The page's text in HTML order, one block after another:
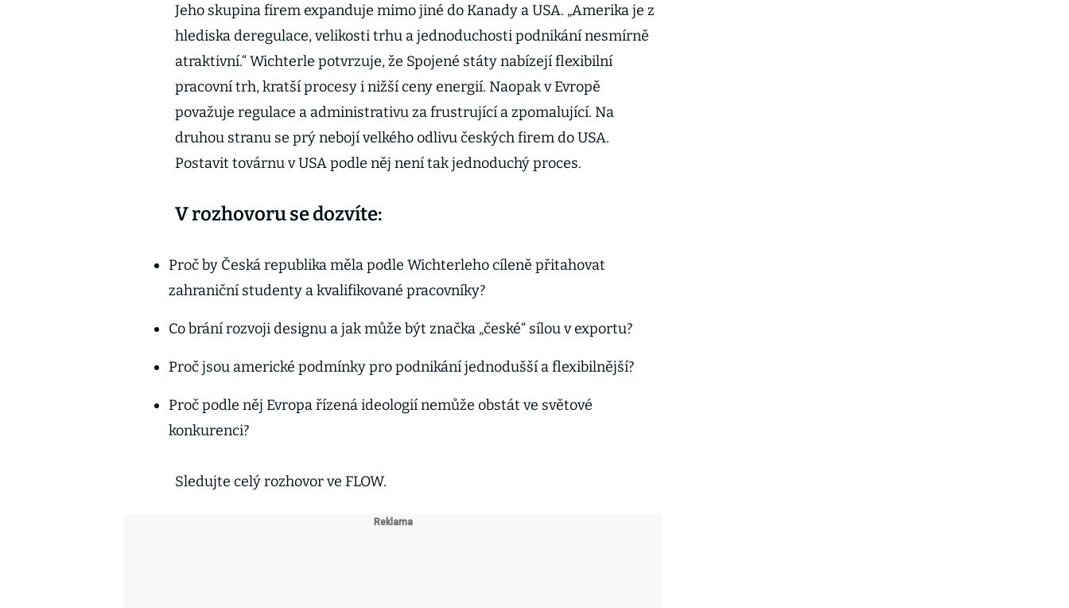
Jeho skupina firem expanduje mimo jiné do Kanady a USA. „Amerika je z
hlediska deregulace, velikosti trhu a jednoduchosti podnikání nesmírně
atraktivní.“ Wichterle potvrzuje, že Spojené státy nabízejí flexibilní
pracovní trh, kratší procesy i nižší ceny energií. Naopak v Evropě
považuje regulace a administrativu za frustrující a zpomalující. Na
druhou stranu se prý nebojí velkého odlivu českých firem do USA.
Postavit továrnu v USA podle něj není tak jednoduchý proces.
V rozhovoru se dozvíte:
Proč by Česká republika měla podle Wichterleho cíleně přitahovat
zahraniční studenty a kvalifikované pracovníky?
Co brání rozvoji designu a jak může být značka „české“ sílou v exportu?
Proč jsou americké podmínky pro podnikání jednodušší a flexibilnější?
Proč podle něj Evropa řízená ideologií nemůže obstát ve světové
konkurenci?
Sledujte celý rozhovor ve FLOW.